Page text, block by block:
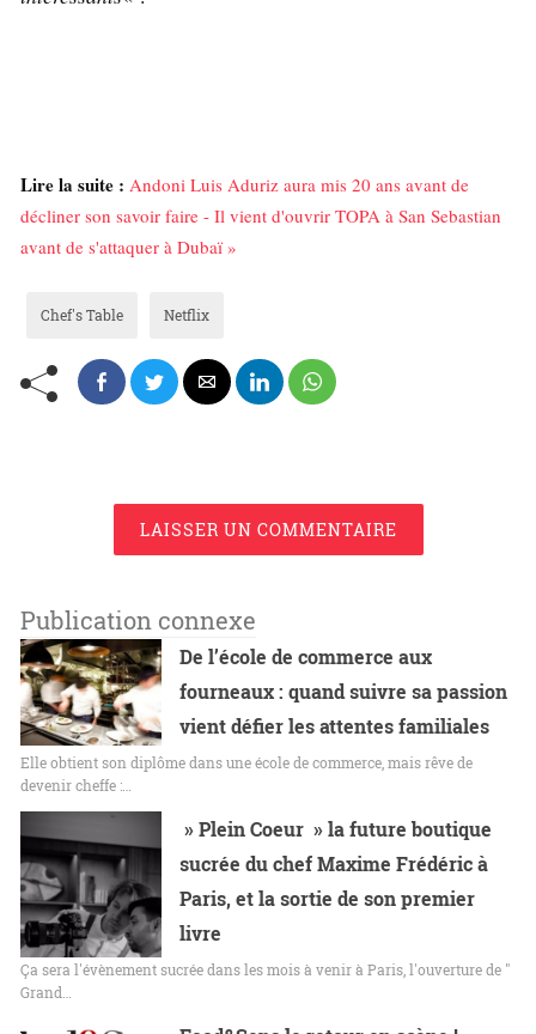
Lire la suite : Andoni Luis Aduriz aura mis 20 ans avant de
décliner son savoir faire - Il vient d'ouvrir TOPA à San Sebastian
avant de s'attaquer à Dubaï »
Chef's Table Netflix
LAISSER UN COMMENTAIRE
Publication connexe
De l’école de commerce aux
fourneaux : quand suivre sa passion
vient défier les attentes familiales
Elle obtient son diplôme dans une école de commerce, mais rêve de
devenir cheffe :…
» Plein Coeur » la future boutique
sucrée du chef Maxime Frédéric à
Paris, et la sortie de son premier
livre
Ça sera l'évènement sucrée dans les mois à venir à Paris, l'ouverture de "
Grand…